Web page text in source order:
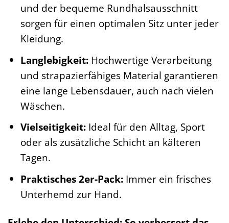
und der bequeme Rundhalsausschnitt
sorgen für einen optimalen Sitz unter jeder
Kleidung.
Langlebigkeit:Hochwertige Verarbeitung
und strapazierfähiges Material garantieren
eine lange Lebensdauer, auch nach vielen
Wäschen.
Vielseitigkeit:Ideal für den Alltag, Sport
oder als zusätzliche Schicht an kälteren
Tagen.
Praktisches 2er-Pack:Immer ein frisches
Unterhemd zur Hand.